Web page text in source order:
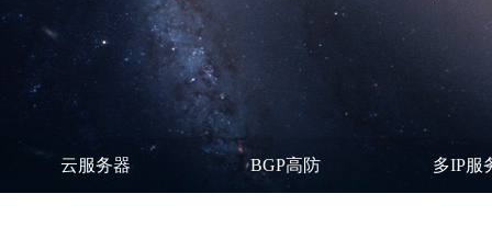
云服务器 BGP高防 多IP服